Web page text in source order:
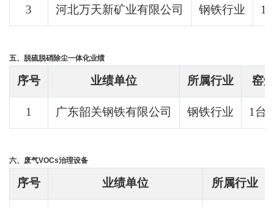
3 河北万天新矿业有限公司 钢铁行业 1
五、脱硫脱硝除尘一体化业绩
序号 业绩单位 所属行业 窑
1 广东韶关钢铁有限公司 钢铁行业 1台
六、废气VOCs治理设备
序号 业绩单位 所属行业